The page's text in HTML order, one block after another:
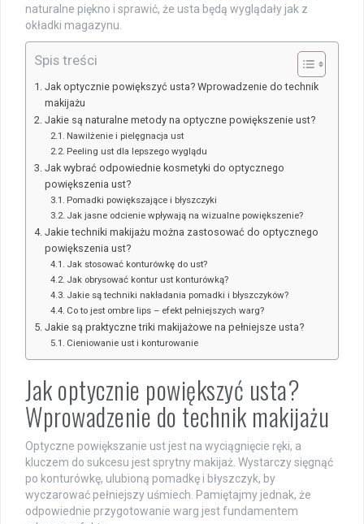
naturalne piękno i sprawić, że usta będą wyglądały jak z
okładki magazynu.
Spis treści
Jak optycznie powiększyć usta? Wprowadzenie do technik
makijażu
Jakie są naturalne metody na optyczne powiększenie ust?
Nawilżenie i pielęgnacja ust
Peeling ust dla lepszego wyglądu
Jak wybrać odpowiednie kosmetyki do optycznego
powiększenia ust?
Pomadki powiększające i błyszczyki
Jak jasne odcienie wpływają na wizualne powiększenie?
Jakie techniki makijażu można zastosować do optycznego
powiększenia ust?
Jak stosować konturówkę do ust?
Jak obrysować kontur ust konturówką?
Jakie są techniki nakładania pomadki i błyszczyków?
Co to jest ombre lips – efekt pełniejszych warg?
Jakie są praktyczne triki makijażowe na pełniejsze usta?
Cieniowanie ust i konturowanie
Jak optycznie powiększyć usta?
Wprowadzenie do technik makijażu
Optyczne powiększanie ust jest na wyciągnięcie ręki, a
kluczem do sukcesu jest sprytny makijaż. Wystarczy sięgnąć
po konturówkę, ulubioną pomadkę i błyszczyk, by
wyczarować pełniejszy uśmiech. Pamiętajmy jednak, że
odpowiednie przygotowanie warg jest fundamentem